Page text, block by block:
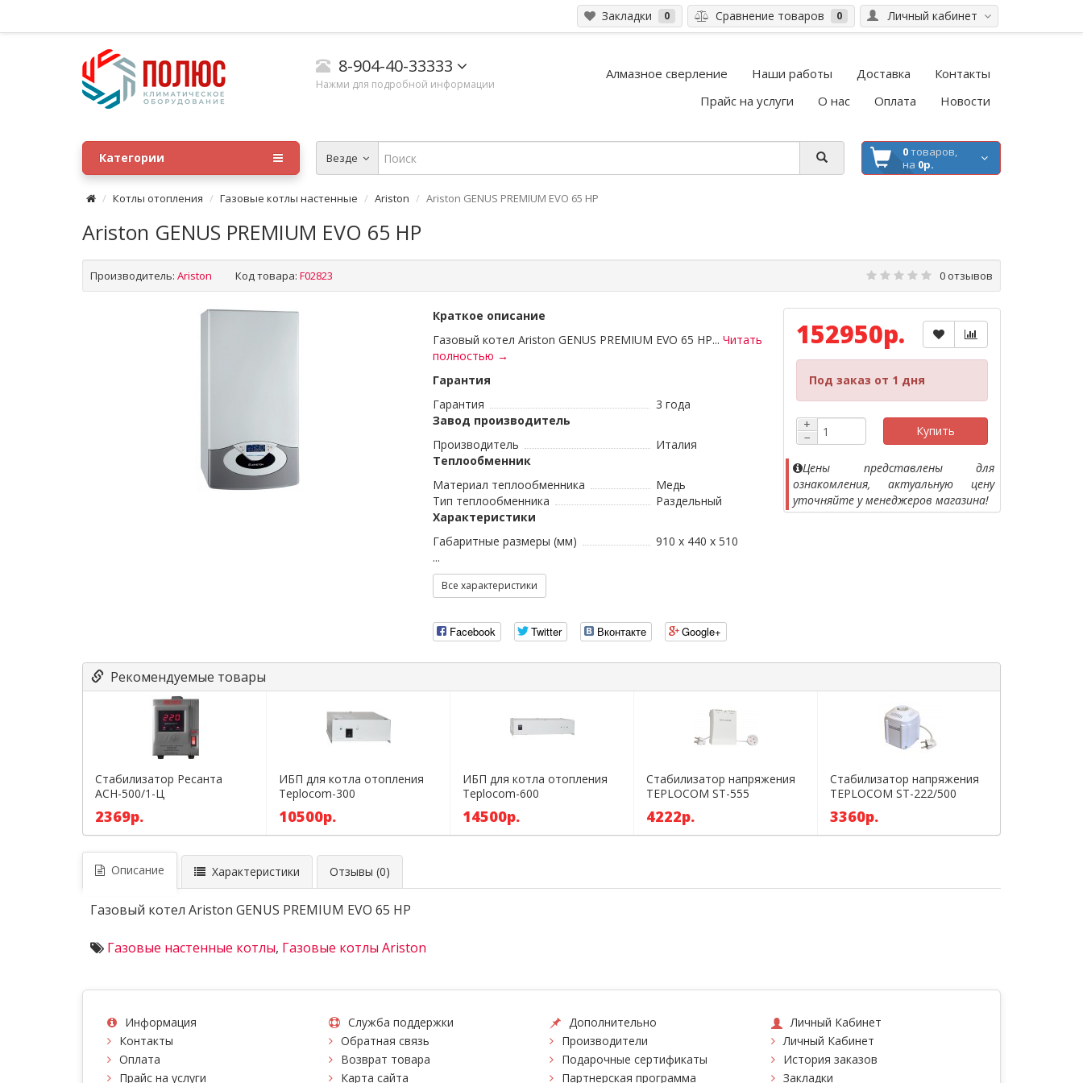
Личный кабинет
Закладки 0 Сравнение товаров 0
8-904-40-33333
Нажми для подробной информации
Алмазное сверление Наши работы Доставка
Контакты
Прайс на услуги
О нас Оплата Новости
Везде 0товаров,
на 0р.
Категории
Котлы отопления Газовые котлы настенные Ariston Ariston GENUS PREMIUM EVO 65 HP
Ariston GENUS PREMIUM EVO 65 HP
Производитель: Ariston Код товара: F02823 0 отзывов
Краткое описание
Газовый котел Ariston GENUS PREMIUM EVO 65 HP... Читать
полностью →
Гарантия
Гарантия
3 года
Завод производитель
Производитель
Италия
Теплообменник
Материал теплообменника
Медь
Тип теплообменника
Раздельный
Характеристики
Габаритные размеры (мм)
910 x 440 x 510
...
Все характеристики
Facebook Twitter Вконтакте Google+
152950р.
Под заказ от 1 дня
+
−
Купить
Цены представлены для
ознакомления, актуальную цену
уточняйте у менеджеров магазина!
Рекомендуемые товары
Стабилизатор Ресанта
АСН-500/1-Ц
2369р.
ИБП для котла отопления
Teplocom-300
10500р.
ИБП для котла отопления
Teplocom-600
14500р.
Стабилизатор напряжения
TEPLOCOM ST-555
4222р.
Стабилизатор напряжения
TEPLOCOM ST-222/500
3360р.
Описание Характеристики Отзывы (0)
Газовый котел Ariston GENUS PREMIUM EVO 65 HP
Газовые настенные котлы, Газовые котлы Ariston
Информация
Контакты
Оплата
Прайс на услуги
Служба поддержки
Обратная связь
Возврат товара
Карта сайта
Дополнительно
Производители
Подарочные сертификаты
Партнерская программа
Личный Кабинет
Личный Кабинет
История заказов
Закладки